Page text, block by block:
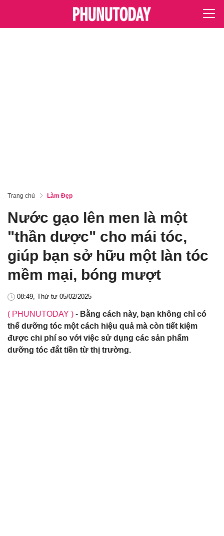
Trang chủ Làm Đẹp
Nước gạo lên men là một
"thần dược" cho mái tóc,
giúp bạn sở hữu một làn tóc
mềm mại, bóng mượt
08:49, Thứ tư 05/02/2025
( PHUNUTODAY ) - Bằng cách này, bạn không chỉ có
thể dưỡng tóc một cách hiệu quả mà còn tiết kiệm
được chi phí so với việc sử dụng các sản phẩm
dưỡng tóc đắt tiền từ thị trường.